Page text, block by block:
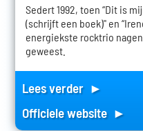
Sedert 1992, toen “Dit is
(schrijft een boek)" en
energiekste rocktrio
geweest.
Lees verder ►
Officiele website ►